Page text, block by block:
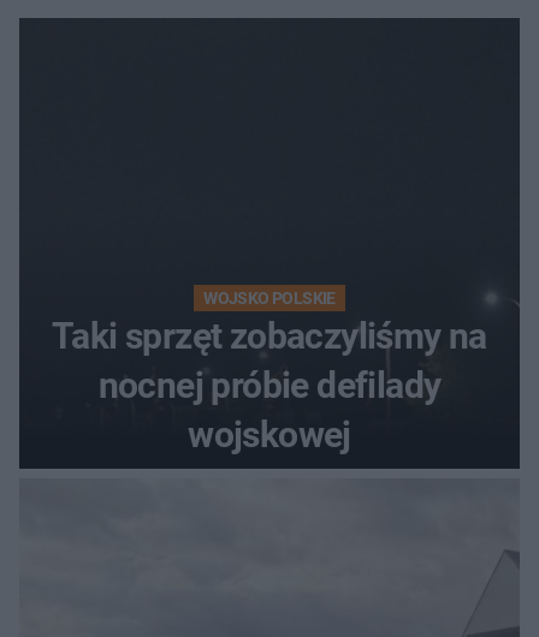
WOJSKO POLSKIE
Taki sprzęt zobaczyliśmy na
nocnej próbie defilady
wojskowej